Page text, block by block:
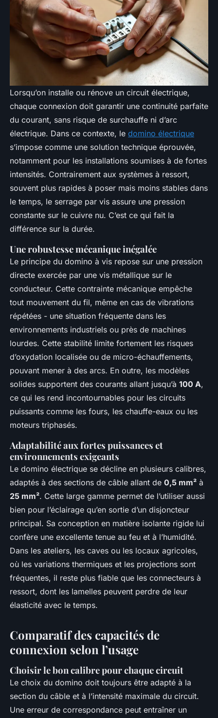
Lorsqu’on installe ou rénove un circuit électrique,
chaque connexion doit garantir une continuité parfaite
du courant, sans risque de surchauffe ni d’arc
électrique. Dans ce contexte, le domino électrique
s’impose comme une solution technique éprouvée,
notamment pour les installations soumises à de fortes
intensités. Contrairement aux systèmes à ressort,
souvent plus rapides à poser mais moins stables dans
le temps, le serrage par vis assure une pression
constante sur le cuivre nu. C’est ce qui fait la
différence sur la durée.
Une robustesse mécanique inégalée
Le principe du domino à vis repose sur une pression
directe exercée par une vis métallique sur le
conducteur. Cette contrainte mécanique empêche
tout mouvement du fil, même en cas de vibrations
répétées - une situation fréquente dans les
environnements industriels ou près de machines
lourdes. Cette stabilité limite fortement les risques
d’oxydation localisée ou de micro-échauffements,
pouvant mener à des arcs. En outre, les modèles
solides supportent des courants allant jusqu’à 100 A,
ce qui les rend incontournables pour les circuits
puissants comme les fours, les chauffe-eaux ou les
moteurs triphasés.
Adaptabilité aux fortes puissances et
environnements exigeants
Le domino électrique se décline en plusieurs calibres,
adaptés à des sections de câble allant de 0,5 mm² à
25 mm². Cette large gamme permet de l’utiliser aussi
bien pour l’éclairage qu’en sortie d’un disjoncteur
principal. Sa conception en matière isolante rigide lui
confère une excellente tenue au feu et à l’humidité.
Dans les ateliers, les caves ou les locaux agricoles,
où les variations thermiques et les projections sont
fréquentes, il reste plus fiable que les connecteurs à
ressort, dont les lamelles peuvent perdre de leur
élasticité avec le temps.
Comparatif des capacités de
connexion selon l’usage
Choisir le bon calibre pour chaque circuit
Le choix du domino doit toujours être adapté à la
section du câble et à l’intensité maximale du circuit.
Une erreur de correspondance peut entraîner un